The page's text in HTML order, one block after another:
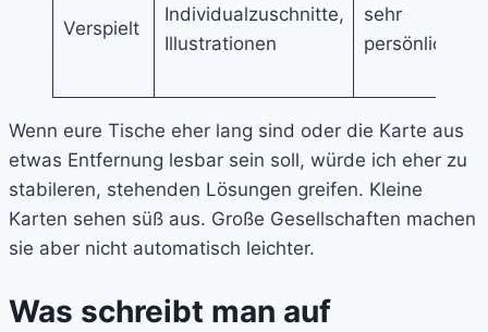
Verspielt
Individualzuschnitte,
Illustrationen
sehr
persönlich
Wenn eure Tische eher lang sind oder die Karte aus
etwas Entfernung lesbar sein soll, würde ich eher zu
stabileren, stehenden Lösungen greifen. Kleine
Karten sehen süß aus. Große Gesellschaften machen
sie aber nicht automatisch leichter.
Was schreibt man auf